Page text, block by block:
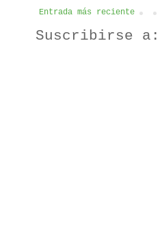
Entrada más reciente
Suscribirse a: